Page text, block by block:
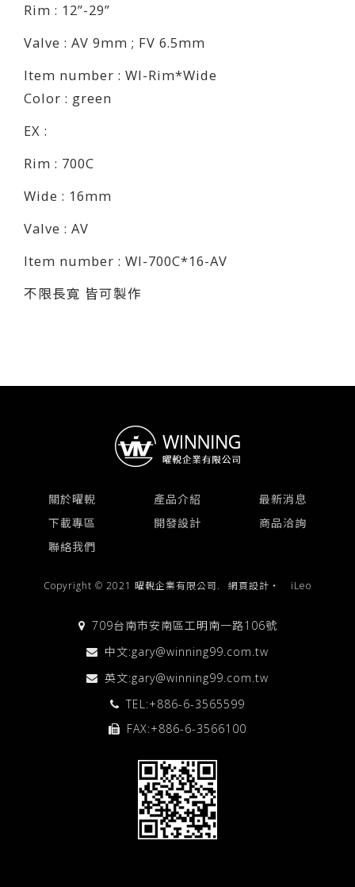
Rim : 12”-29”
Valve : AV 9mm ; FV 6.5mm
Item number : WI-Rim*Wide
Color : green
EX :
Rim : 700C
Wide : 16mm
Valve : AV
Item number : WI-700C*16-AV
不限長寬 皆可製作
關於曜輗 產品介紹
最新消息
下載專區
開發設計
商品洽詢
聯絡我們
Copyright © 2021 曜輗企業有限公司. 網頁設計 ‧ iLeo
709台南市安南區工明南一路106號
中文:gary@winning99.com.tw
英文:gary@winning99.com.tw
TEL:+886-6-3565599
FAX:+886-6-3566100